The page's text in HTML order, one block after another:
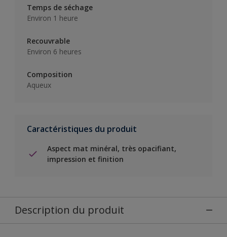
Temps de séchage
Environ 1 heure
Recouvrable
Environ 6 heures
Composition
Aqueux
Caractéristiques du produit
Aspect mat minéral, très opacifiant,
impression et finition
Description du produit